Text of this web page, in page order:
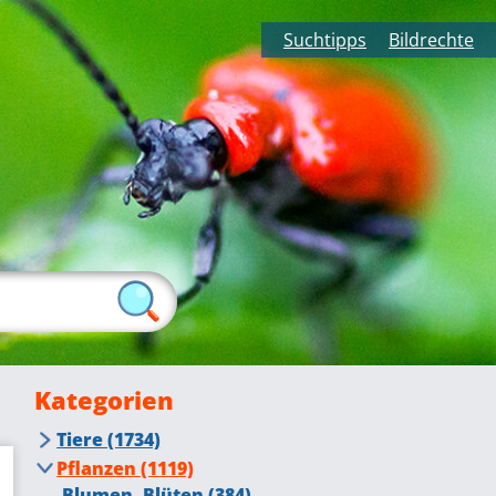
Suchtipps Bildrechte
Kategorien
Tiere (1734)
Insekten (415)
Pflanzen (1119)